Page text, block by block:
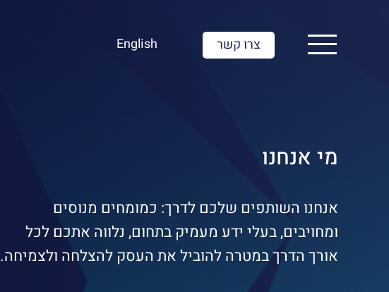
English צרו קשר
מי אנחנו
אנחנו השותפים שלכם לדרך: כמומחים מנוסים
ומחויבים, בעלי ידע מעמיק בתחום, נלווה אתכם לכל
אורך הדרך במטרה להוביל את העסק להצלחה ולצמיחה.